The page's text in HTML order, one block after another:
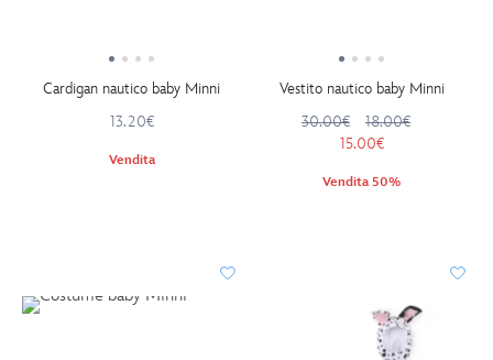
Cardigan nautico baby Minni
13.20€
Vendita
Vestito nautico baby Minni
30.00€
18.00€
15.00€
Vendita 50%